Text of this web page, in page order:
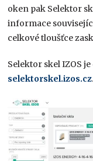
oken pak Selektor
informace
celkové tloušťce
Selektor skel IZOS
selektorskel.izos.cz.